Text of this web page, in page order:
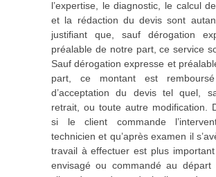
l’expertise, le diagnostic, le calcul
et la rédaction du devis sont
justifiant que, sauf dérogation
préalable de notre part, ce service
Sauf dérogation expresse et
part, ce montant est
d’acceptation du devis tel quel,
retrait, ou toute autre modification.
si le client commande
technicien et qu’après examen il
travail à effectuer est plus
envisagé ou commandé au